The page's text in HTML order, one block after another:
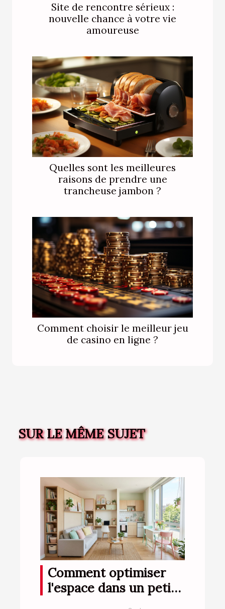
Site de rencontre sérieux :
nouvelle chance à votre vie
amoureuse
Quelles sont les meilleures
raisons de prendre une
trancheuse jambon ?
Comment choisir le meilleur jeu
de casino en ligne ?
SUR LE MÊME SUJET
Comment optimiser
l'espace dans un petit